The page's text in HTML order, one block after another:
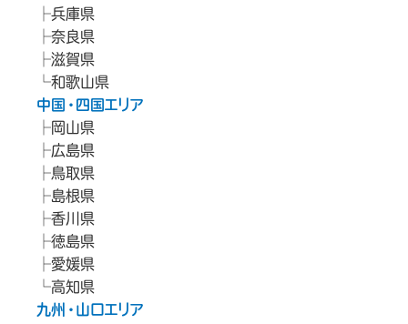
兵庫県
奈良県
滋賀県
和歌山県
中国・四国エリア
岡山県
広島県
鳥取県
島根県
香川県
徳島県
愛媛県
高知県
九州・山口エリア